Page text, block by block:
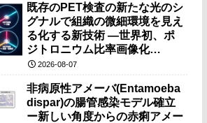
既存のPET検査の新たな光のシ
グナルで組織の微細環境を見え
る化する新技術 ―世界初、ポ
ジトロニウム比率画像化
（PRI）の原理検証に成功―
2026-08-07
非病原性アメーバ(Entamoeba
dispar)の腸管感染モデル確立
ー新しい角度からの赤痢アメー